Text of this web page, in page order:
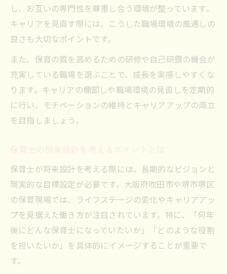
し、お互いの専門性を尊重し合う環境が整っています。
キャリアを見直す際には、こうした職場環境の風通しの
良さも大切なポイントです。
また、保育の質を高めるための研修や自己研鑽の機会が
充実している職場を選ぶことで、成長を実感しやすくな
ります。キャリアの棚卸しや職場環境の見直しを定期的
に行い、モチベーションの維持とキャリアアップの両立
を目指しましょう。
保育士の将来設計を考えるポイントとは
保育士が将来設計を考える際には、長期的なビジョンと
現実的な目標設定が必要です。大阪府吹田市や堺市堺区
の保育現場では、ライフステージの変化やキャリアアッ
プを見据えた働き方が注目されています。特に、「何年
後にどんな保育士になっていたいか」「どのような役割
を担いたいか」を具体的にイメージすることが重要で
す。